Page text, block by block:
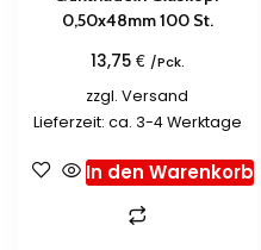
0,50x48mm 100 St.
13,75 € /Pck.
zzgl.Versand
Lieferzeit: ca. 3-4 Werktage
In den Warenkorb